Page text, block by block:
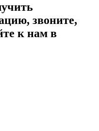
звоните,
к нам в